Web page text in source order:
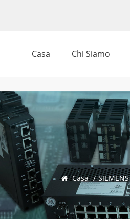
Casa Chi Siamo
Casa / SIEMENS